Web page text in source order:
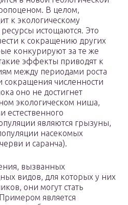
В целом,
к экологическому
истощаются. Это
к сокращению других
конкурируют за те же
эффекты приводят к
между периодами роста
сокращения численности
оно не достигнет
экологическом ниша,
являются грызуны,
насекомых
и саранча).
вызванных
видов, для которых у них
они могут стать
является